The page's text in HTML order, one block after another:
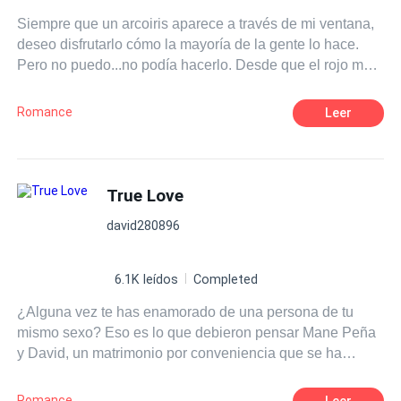
ante las tentaciones y pasiones más profundas de su
amor?
Siempre que un arcoiris aparece a través de mi ventana,
deseo disfrutarlo cómo la mayoría de la gente lo hace.
Pero no puedo...no podía hacerlo. Desde que el rojo me
verde a tu suéter de rayas, y el rosa a tus mejillas.
Romance Leer
True Love
david280896
6.1K leídos Completed
¿Alguna vez te has enamorado de una persona de tu
mismo sexo? Eso es lo que debieron pensar Mane Peña
y David, un matrimonio por conveniencia que se ha
Mane, el hombre de la casa, está roto por dentro, y David,